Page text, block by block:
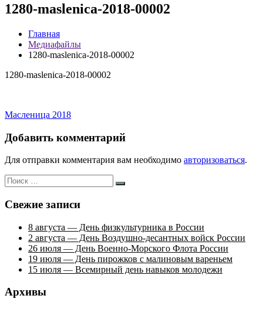
1280-maslenica-2018-00002
Главная
Медиафайлы
1280-maslenica-2018-00002
1280-maslenica-2018-00002
Навигация
по
записям
Масленица 2018
Добавить комментарий
Для отправки комментария вам необходимо авторизоваться.
Искать:
Поиск
Свежие записи
8 августа — День физкультурника в России
2 августа — День Воздушно-десантных войск России
26 июля — День Военно-Морского Флота России
19 июля — День пирожков с малиновым вареньем
15 июля — Всемирный день навыков молодежи
Архивы